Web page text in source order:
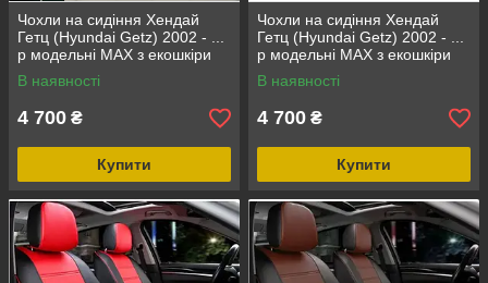
Чохли на сидіння Хендай
Гетц (Hyundai Getz) 2002 - ...
р модельні MAX з екошкіри
Чорно-білий
В наявності
4 700 ₴
Купити
Чохли на сидіння Хендай
Гетц (Hyundai Getz) 2002 - ...
р модельні MAX з екошкіри
Чорно-зелений
В наявності
4 700 ₴
Купити